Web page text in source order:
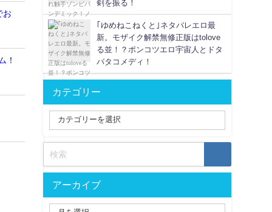
お
！
剣を振る！
｢ゆめねこねくと｣ネタバレエロ最
新。モザイク解禁無修正版はtolove
る並！？ポンコツエロ宇宙人とドタ
バタコメディ！
カテゴリー
アーカイブ